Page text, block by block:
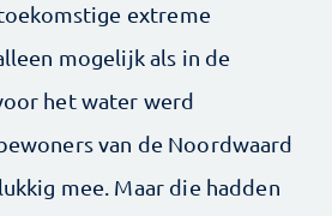
extreme
mogelijk als in de
het water werd
van de Noordwaard
mee. Maar die hadden